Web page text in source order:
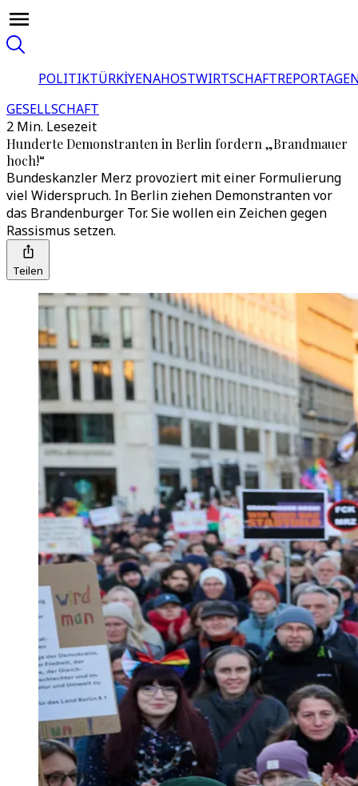
POLITIKTÜRKİYENAHOSTWIRTSCHAFT
GESELLSCHAFT
2 Min. Lesezeit
Hunderte Demonstranten in Berlin fordern „Brandmauer
hoch!“
Bundeskanzler Merz provoziert mit einer Formulierung
viel Widerspruch. In Berlin ziehen Demonstranten vor
das Brandenburger Tor. Sie wollen ein Zeichen gegen
Rassismus setzen.
Teilen